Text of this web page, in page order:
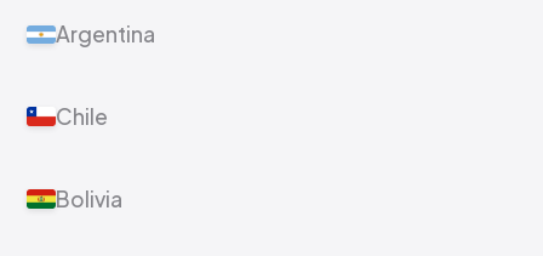
Argentina
Chile
Bolivia